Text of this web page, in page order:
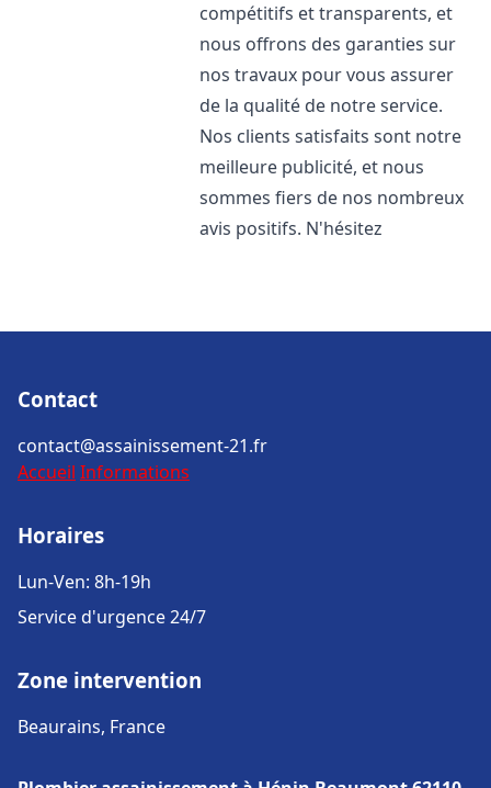
compétitifs et transparents, et
nous offrons des garanties sur
nos travaux pour vous assurer
de la qualité de notre service.
Nos clients satisfaits sont notre
meilleure publicité, et nous
sommes fiers de nos nombreux
avis positifs. N'hésitez
Contact
contact@assainissement-21.fr
Accueil Informations
Horaires
Lun-Ven: 8h-19h
Service d'urgence 24/7
Zone intervention
Beaurains, France